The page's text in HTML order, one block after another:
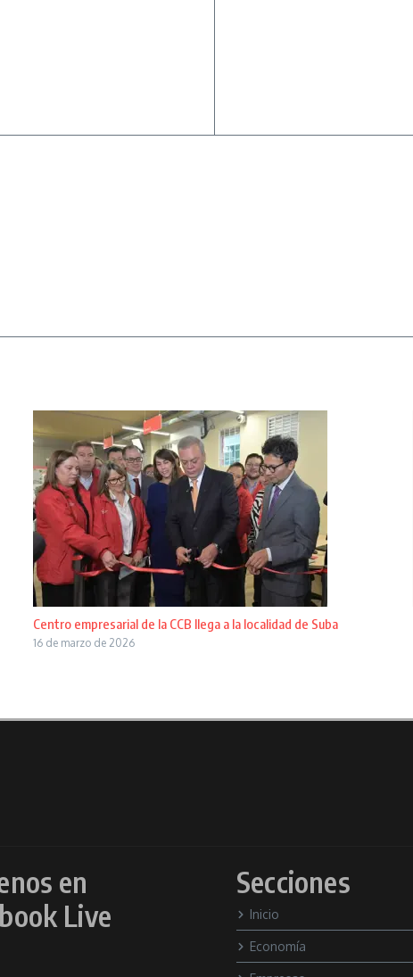
Centro empresarial de la CCB llega a la localidad de Suba
16 de marzo de 2026
en
Live
Secciones
Inicio
Economía